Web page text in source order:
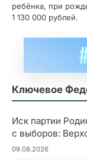
ребёнка, при
1 130 000 рублей.
Ключевое
Иск партии
с выборов:
09.08.2026